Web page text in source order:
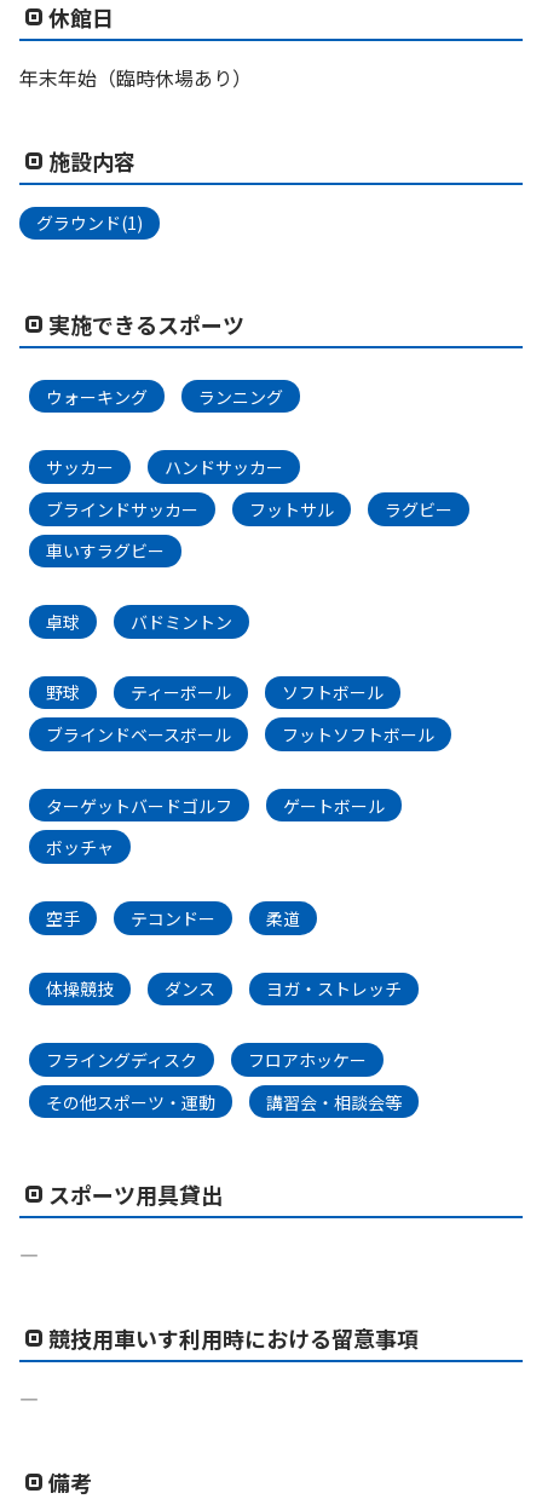
休館日
年末年始（臨時休場あり）
施設内容
グラウンド(1)
実施できるスポーツ
ウォーキング ランニング
サッカー
ハンドサッカー
ブラインドサッカー
フットサル
ラグビー
車いすラグビー
卓球 バドミントン
野球 ティーボール
ソフトボール
ブラインドベースボール
フットソフトボール
ターゲットバードゴルフ
ゲートボール
ボッチャ
空手 テコンドー 柔道
体操競技 ダンス ヨガ・ストレッチ
フライングディスク
フロアホッケー
その他スポーツ・運動
講習会・相談会等
スポーツ用具貸出
―
競技用車いす利用時における留意事項
―
備考